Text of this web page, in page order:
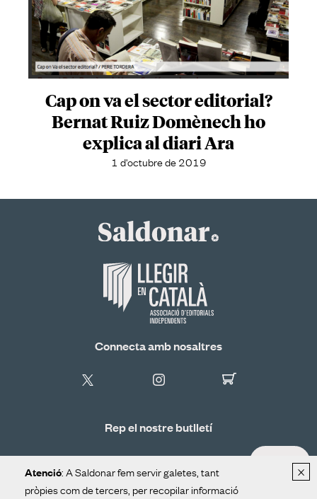
Cap on va el sector editorial?
Bernat Ruiz Domènech ho
explica al diari Ara
1 d'octubre de 2019
Connecta amb nosaltres
Rep el nostre butlletí
×
Atenció: A Saldonar fem servir galetes, tant
pròpies com de tercers, per recopilar informació